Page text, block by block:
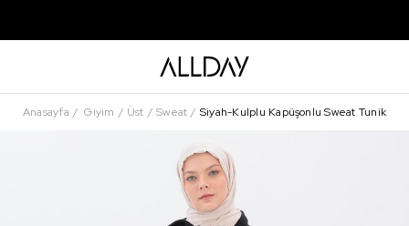
Anasayfa Giyim Üst Sweat Siyah-Kulplu Kapüşonlu Sweat Tunik